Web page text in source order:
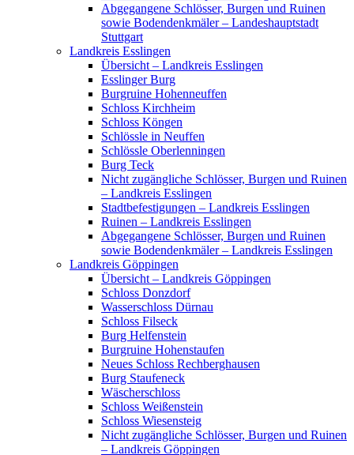
Abgegangene Schlösser, Burgen und Ruinen
sowie Bodendenkmäler – Landeshauptstadt
Stuttgart
Landkreis Esslingen
Übersicht – Landkreis Esslingen
Esslinger Burg
Burgruine Hohenneuffen
Schloss Kirchheim
Schloss Köngen
Schlössle in Neuffen
Schlössle Oberlenningen
Burg Teck
Nicht zugängliche Schlösser, Burgen und Ruinen
– Landkreis Esslingen
Stadtbefestigungen – Landkreis Esslingen
Ruinen – Landkreis Esslingen
Abgegangene Schlösser, Burgen und Ruinen
sowie Bodendenkmäler – Landkreis Esslingen
Landkreis Göppingen
Übersicht – Landkreis Göppingen
Schloss Donzdorf
Wasserschloss Dürnau
Schloss Filseck
Burg Helfenstein
Burgruine Hohenstaufen
Neues Schloss Rechberghausen
Burg Staufeneck
Wäscherschloss
Schloss Weißenstein
Schloss Wiesensteig
Nicht zugängliche Schlösser, Burgen und Ruinen
– Landkreis Göppingen